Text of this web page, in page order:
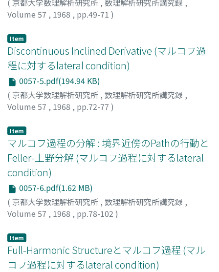
( 京都大学数理解析研究所 , 数理解析研究所講究録 ,
Volume 57 , 1968 , pp.49-71 )
Item
Discontinuous Inclined Derivative (マルコフ過
程に対するlateral condition)
0057-5.pdf(194.94 KB)
( 京都大学数理解析研究所 , 数理解析研究所講究録 ,
Volume 57 , 1968 , pp.72-77 )
Item
マルコフ過程の分解 : 境界近傍のPathの行動と
Feller-上野分解 (マルコフ過程に対するlateral
condition)
0057-6.pdf(1.62 MB)
( 京都大学数理解析研究所 , 数理解析研究所講究録 ,
Volume 57 , 1968 , pp.78-102 )
Item
Full-Harmonic Structureとマルコフ過程 (マル
コフ過程に対するlateral condition)